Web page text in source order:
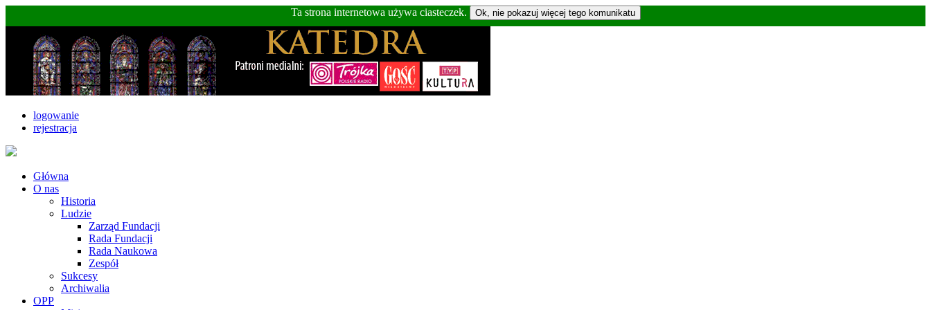
Ta strona internetowa używa ciasteczek.
logowanie
rejestracja
Główna
O nas
Historia
Ludzie
Zarząd Fundacji
Rada Fundacji
Rada Naukowa
Zespół
Sukcesy
Archiwalia
OPP